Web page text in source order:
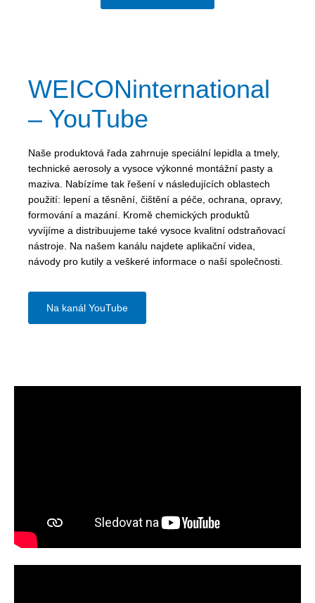
WEICONinternational
– YouTube
Naše produktová řada zahrnuje speciální lepidla a tmely,
technické aerosoly a vysoce výkonné montážní pasty a
maziva. Nabízíme tak řešení v následujících oblastech
použití: lepení a těsnění, čištění a péče, ochrana, opravy,
formování a mazání. Kromě chemických produktů
vyvíjíme a distribuujeme také vysoce kvalitní odstraňovací
nástroje. Na našem kanálu najdete aplikační videa,
návody pro kutily a veškeré informace o naší společnosti.
Na kanál YouTube